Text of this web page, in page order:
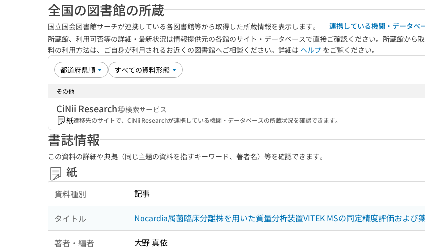
全国の図書館の所蔵
国立国会図書館サーチが連携している各図書館等から取得した所蔵情報を表示します。
連携している機関・データベ
所蔵館、利用可否等の詳細・最新状況は情報提供元の各館のサイト・データベースで直接ご確認ください。所蔵館から
料の利用方法は、ご自身が利用されるお近くの図書館へご相談ください。詳細は ヘルプ をご覧ください。
その他
CiNii Research
検索サービス
紙遷移先のサイトで、CiNii Researchが連携している機関・データベースの所蔵状況を確認できます。
書誌情報
この資料の詳細や典拠（同じ主題の資料を指すキーワード、著者名）等を確認できます。
紙
資料種別 記事
タイトル Nocardia属菌臨床分離株を用いた質量分析装置VITEK MSの同定精度評価および
著者・編者
大野 真依